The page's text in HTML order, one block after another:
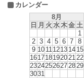
カレンダー
8月
日 月 火 水木金 土
1
2 3 4 5 6 7 8
9 10 11 1213 14 15
1617181920 21 22
2324252627 28 29
3031